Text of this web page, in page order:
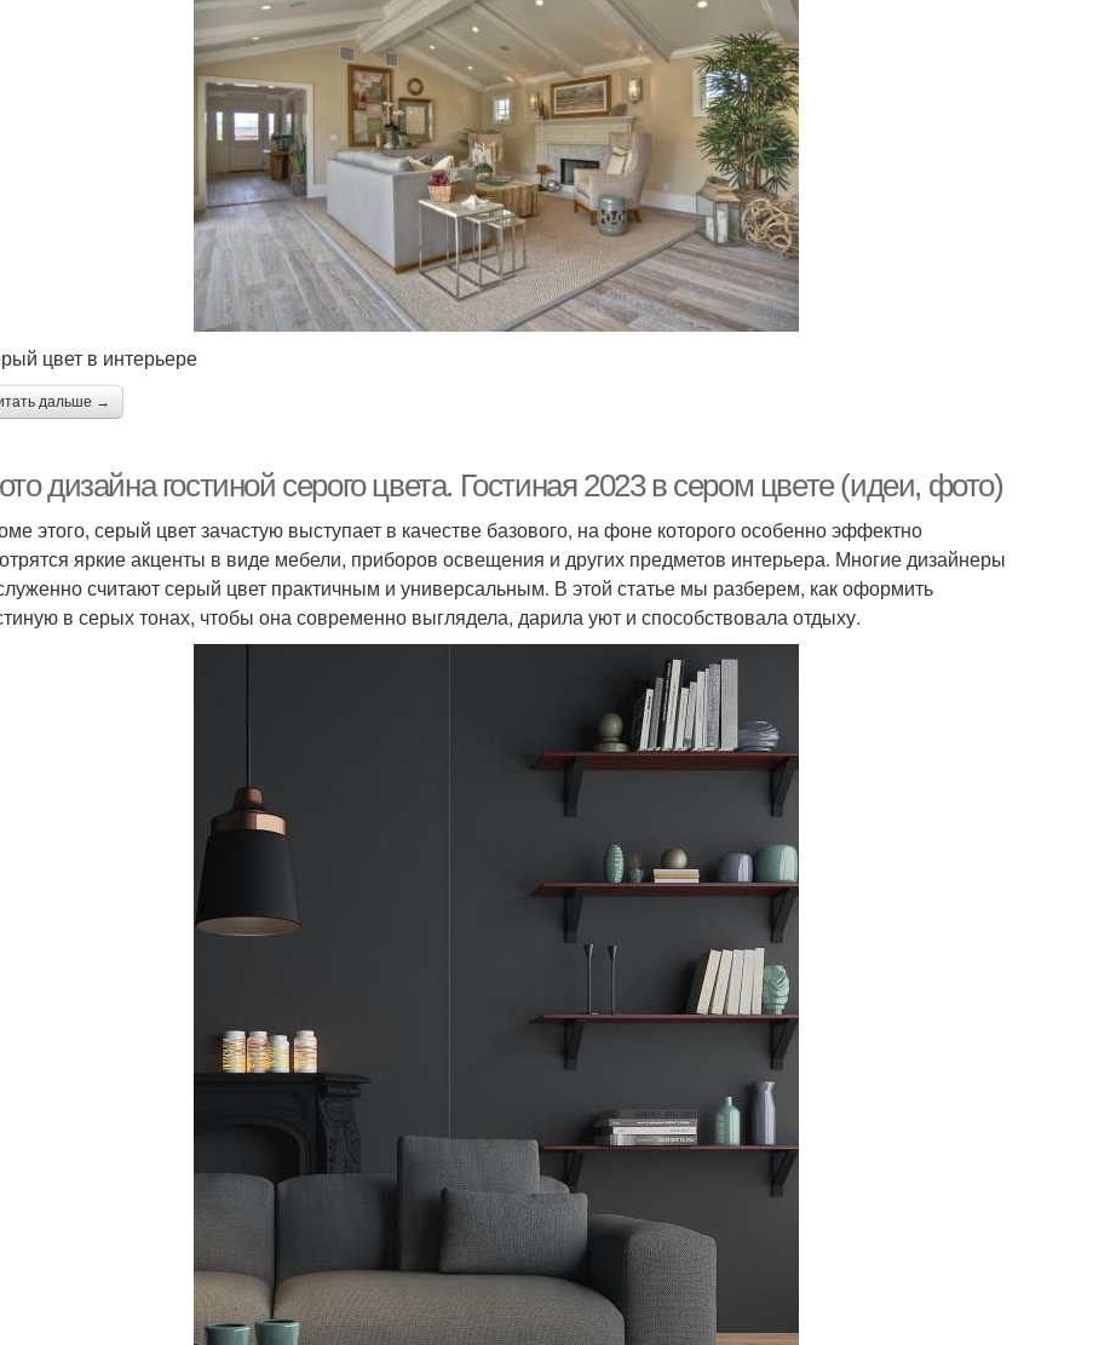
цвет в интерьере
дальше →
дизайна гостиной серого цвета. Гостиная 2023 в сером цвете (идеи, фото)
этого, серый цвет зачастую выступает в качестве базового, на фоне которого особенно эффектно
яркие акценты в виде мебели, приборов освещения и других предметов интерьера. Многие дизайнеры
считают серый цвет практичным и универсальным. В этой статье мы разберем, как оформить
в серых тонах, чтобы она современно выглядела, дарила уют и способствовала отдыху.